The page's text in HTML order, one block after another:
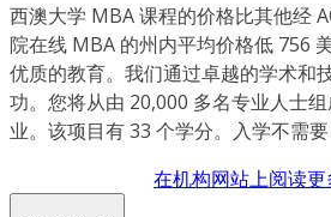
西澳大学 MBA 课程的价格比其他经
院在线 MBA 的州内平均价格低 756
优质的教育。我们通过卓越的学术和
功。您将从由 20,000 多名专业人士
业。该项目有 33 个学分。入学不需要
在机构网站上阅读更